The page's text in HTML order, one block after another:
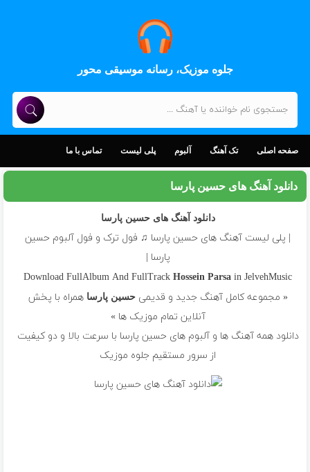
جلوه موزیک، رسانه موسیقی محور
صفحه اصلی تک آهنگ آلبوم پلی لیست تماس با ما
دانلود آهنگ های حسین پارسا
دانلود آهنگ های حسین پارسا
| پلی لیست آهنگ های حسین پارسا ♫ فول ترک و فول آلبوم حسین
پارسا |
Download FullAlbum And FullTrackHossein Parsain JelvehMusic
« مجموعه کامل آهنگ جدید و قدیمیحسین پارسا همراه با پخش
آنلاین تمام موزیک ها »
دانلود همه آهنگ ها و آلبوم های حسین پارسا با سرعت بالا و دو کیفیت
از سرور مستقیم جلوه موزیک